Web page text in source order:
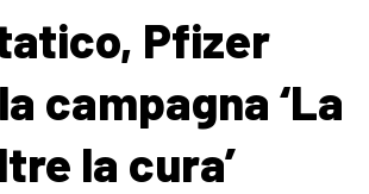
Pfizer
campagna ‘La
la cura’